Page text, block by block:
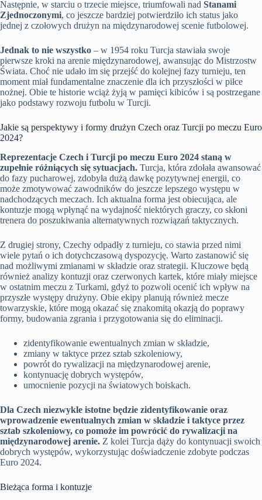
Następnie, w starciu o trzecie miejsce, triumfowali nad Stanami
Zjednoczonymi, co jeszcze bardziej potwierdziło ich status jako
jednej z czołowych drużyn na międzynarodowej scenie futbolowej.
Jednak to nie wszystko – w 1954 roku Turcja stawiała swoje
pierwsze kroki na arenie międzynarodowej, awansując do Mistrzostw
Świata. Choć nie udało im się przejść do kolejnej fazy turnieju, ten
moment miał fundamentalne znaczenie dla ich przyszłości w piłce
nożnej. Obie te historie wciąż żyją w pamięci kibiców i są postrzegane
jako podstawy rozwoju futbolu w Turcji.
Jakie są perspektywy i formy drużyn Czech oraz Turcji po meczu Euro
2024?
Reprezentacje Czech i Turcji po meczu Euro 2024 staną w
zupełnie różniących się sytuacjach. Turcja, która zdołała awansować
do fazy pucharowej, zdobyła dużą dawkę pozytywnej energii, co
może zmotywować zawodników do jeszcze lepszego występu w
nadchodzących meczach. Ich aktualna forma jest obiecująca, ale
kontuzje mogą wpłynąć na wydajność niektórych graczy, co skłoni
trenera do poszukiwania alternatywnych rozwiązań taktycznych.
Z drugiej strony, Czechy odpadły z turnieju, co stawia przed nimi
wiele pytań o ich dotychczasową dyspozycję. Warto zastanowić się
nad możliwymi zmianami w składzie oraz strategii. Kluczowe będą
również analizy kontuzji oraz czerwonych kartek, które miały miejsce
w ostatnim meczu z Turkami, gdyż to pozwoli ocenić ich wpływ na
przyszłe występy drużyny. Obie ekipy planują również mecze
towarzyskie, które mogą okazać się znakomitą okazją do poprawy
formy, budowania zgrania i przygotowania się do eliminacji.
zidentyfikowanie ewentualnych zmian w składzie,
zmiany w taktyce przez sztab szkoleniowy,
powrót do rywalizacji na międzynarodowej arenie,
kontynuację dobrych występów,
umocnienie pozycji na światowych boiskach.
Dla Czech niezwykle istotne będzie zidentyfikowanie oraz
wprowadzenie ewentualnych zmian w składzie i taktyce przez
sztab szkoleniowy, co pomoże im powrócić do rywalizacji na
międzynarodowej arenie. Z kolei Turcja dąży do kontynuacji swoich
dobrych występów, wykorzystując doświadczenie zdobyte podczas
Euro 2024.
Bieżąca forma i kontuzje